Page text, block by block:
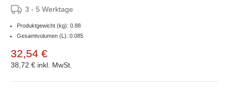
3 - 5 Werktage
Produktgewicht (kg): 0.88
Gesamtvolumen (L): 0.085
32,54 €
38,72 € inkl. MwSt.